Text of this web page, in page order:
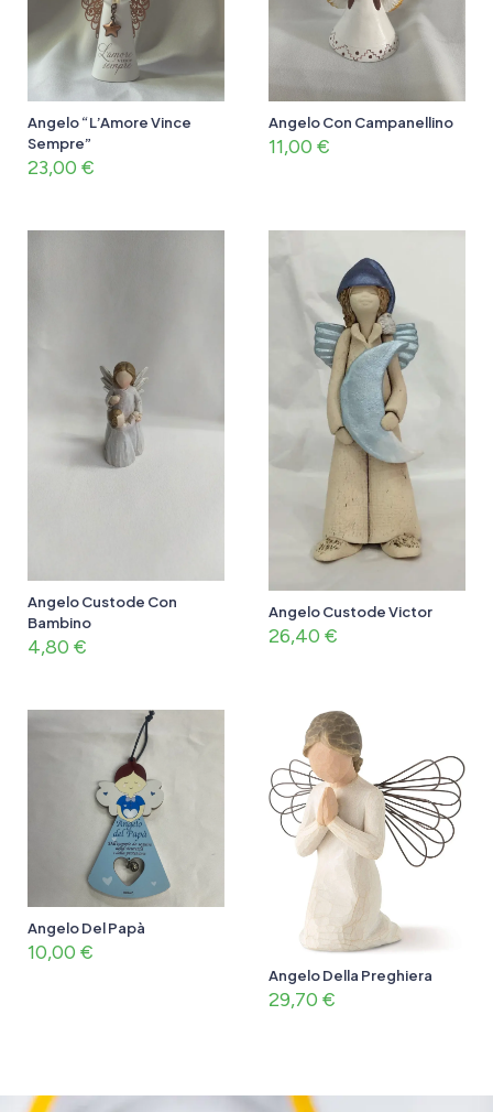
Angelo “L’Amore Vince
Sempre”
23,00 €
Angelo Con Campanellino
11,00 €
Angelo Custode Con
Bambino
4,80 €
Angelo Custode Victor
26,40 €
Angelo Del Papà
10,00 €
Angelo Della Preghiera
29,70 €